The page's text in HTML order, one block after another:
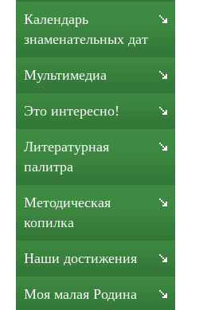
Календарь
знаменательных дат
Мультимедиа
Это интересно!
Литературная
палитра
Методическая
копилка
Наши достижения
Моя малая Родина